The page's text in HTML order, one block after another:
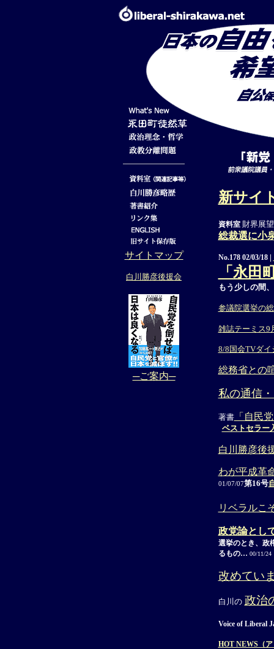
新サイ
資料室 財界展
総裁選に小
No.178 02/03/18|
「永田
もう少しの間
参議院選挙の
雑誌テーミス9
8/8国会TVダイ
総務省との
私の通信
著書「自民
ベストセラー
白川勝彦後
わが平成革
01/07/07第16号
リベラルこ
政党論とし
選挙のとき、政
るもの… 00/11/24
改めてい
白川の 政治
Voice of Liberal
HOT NEWS（
サイトマップ
白川勝彦後援会
─ご案内─